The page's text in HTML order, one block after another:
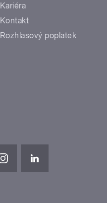
Kariéra
Kontakt
Rozhlasový poplatek